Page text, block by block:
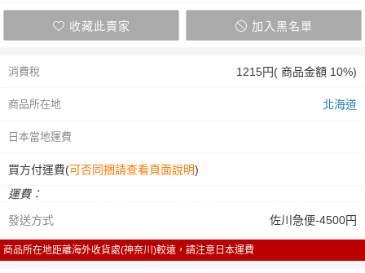
收藏此賣家 加入黑名單
消費稅 1215円( 商品金額 10%)
商品所在地 北海道
日本當地運費
買方付運費(可否同捆請查看頁面說明)
運費：
發送方式
佐川急便-4500円
商品所在地距離海外收貨處(神奈川)較遠，請注意日本運費